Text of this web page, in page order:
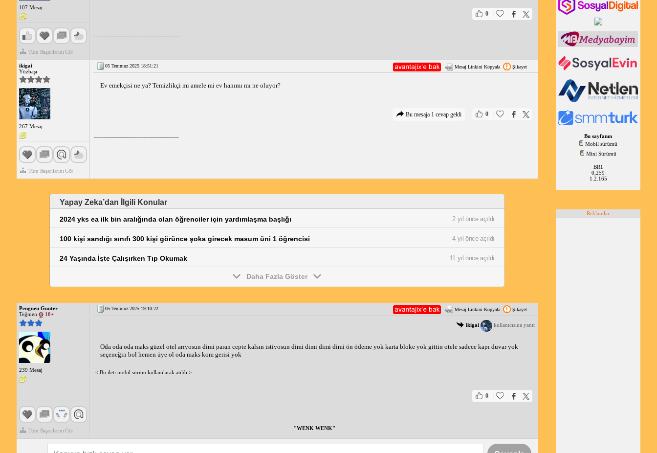
107 Mesaj
Tüm Başarılarını Gör
0
ikigai
Yüzbaşı
267 Mesaj
Tüm Başarılarını Gör
05 Temmuz 2025 18:51:21 Mesaj Linkini Kopyala Şikayet
Ev emekçisi ne ya? Temizlikçi mi amele mi ev hanımı mı ne oluyor?
0
Bu mesaja 1 cevap geldi
Yapay Zeka’dan İlgili Konular
2024 yks ea ilk bin aralığında olan öğrenciler için yardımlaşma başlığı 2 yıl önce açıldı
100 kişi sandığı sınıfı 300 kişi görünce şoka girecek masum üni 1 öğrencisi 4 yıl önce açıldı
24 Yaşında İşte Çalışırken Tıp Okumak 11 yıl önce açıldı
Daha Fazla Göster
Penguen Gunter
Teğmen
10+
239 Mesaj
Tüm Başarılarını Gör
05 Temmuz 2025 19:10:22 Mesaj Linkini Kopyala Şikayet
ikigai kullanıcısına yanıt
Oda oda oda maks güzel otel arıyosun dimi paran cepte kalsın istiyosun dimi dimi dimi dimi ön ödeme yok karta bloke yok gittin otele sadece kapı duvar yok
seçeneğin bol hemen üye ol oda maks kom gerisi yok
< Bu ileti mobil sürüm kullanılarak atıldı >
0
"WENK WENK"
Bu sayfanın
Mobil sürümü
Mini Sürümü
BR1
0,259
1.2.165
Reklamlar